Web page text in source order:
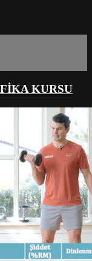
KURSU